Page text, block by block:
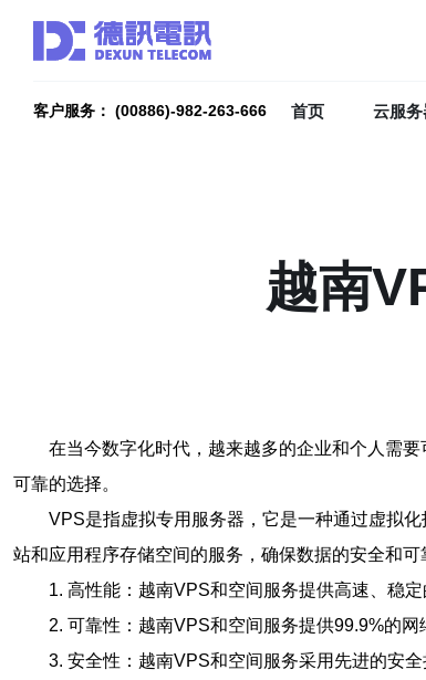
客户服务： (00886)-982-263-666 首页 云服务
越南
在当今数字化时代，越来越多的企业和个人需
可靠的选择。
VPS是指虚拟专用服务器，它是一种通过虚拟
站和应用程序存储空间的服务，确保数据的安全和可
1. 高性能：越南VPS和空间服务提供高速、稳
2. 可靠性：越南VPS和空间服务提供99.9%的
3. 安全性：越南VPS和空间服务采用先进的安